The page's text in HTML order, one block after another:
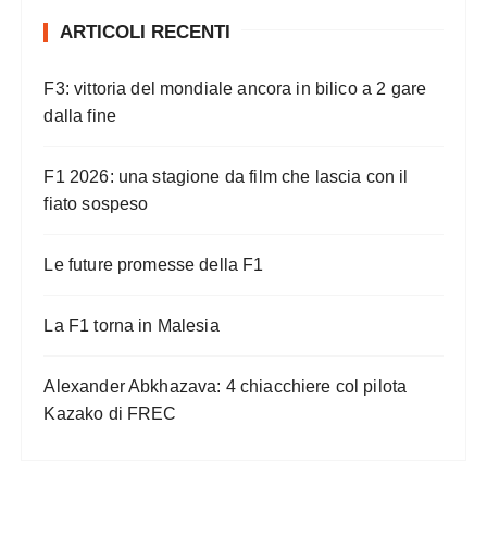
ARTICOLI RECENTI
F3: vittoria del mondiale ancora in bilico a 2 gare
dalla fine
F1 2026: una stagione da film che lascia con il
fiato sospeso
Le future promesse della F1
La F1 torna in Malesia
Alexander Abkhazava: 4 chiacchiere col pilota
Kazako di FREC